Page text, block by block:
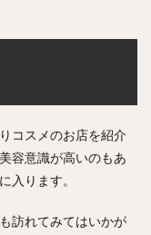
コスメのお店を紹介
容意識が高いのもあ
入ります。
訪れてみてはいかが